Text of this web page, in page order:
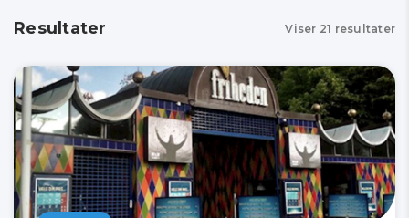
Resultater Viser 21 resultater